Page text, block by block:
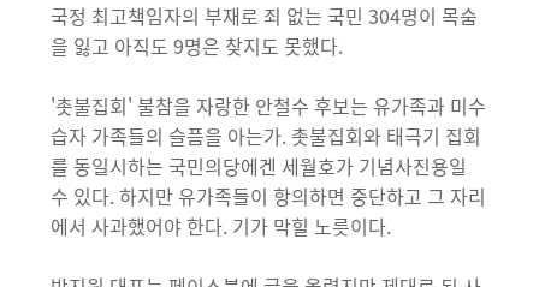
국정 최고책임자의 부재로 죄 없는 국민 304명이 목숨
을 잃고 아직도 9명은 찾지도 못했다.
'촛불집회' 불참을 자랑한 안철수 후보는 유가족과 미수
습자 가족들의 슬픔을 아는가. 촛불집회와 태극기 집회
를 동일시하는 국민의당에겐 세월호가 기념사진용일
수 있다. 하지만 유가족들이 항의하면 중단하고 그 자리
에서 사과했어야 한다. 기가 막힐 노릇이다.